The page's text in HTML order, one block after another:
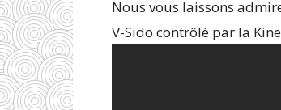
Nous vous laissons
V-Sido contrôlé par la